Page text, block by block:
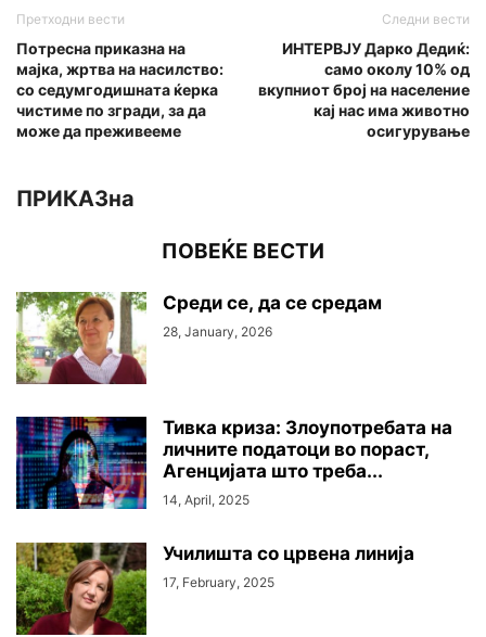
Претходни вести
Потресна приказна на
мајка, жртва на насилство:
со седумгодишната ќерка
чистиме по згради, за да
може да преживееме
Следни вести
ИНТЕРВЈУ Дарко Дедиќ:
само околу 10% од
вкупниот број на население
кај нас има животно
осигурување
ПРИКАЗна
ПОВЕЌЕ ВЕСТИ
Среди се, да се средам
28, January, 2026
Тивка криза: Злоупотребата на
личните податоци во пораст,
Агенцијата што треба...
14, April, 2025
Училишта со црвена линија
17, February, 2025